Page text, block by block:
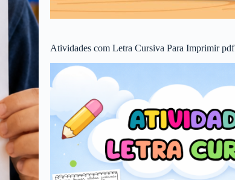
Atividades com Letra Cursiva Para Imprimir pdf